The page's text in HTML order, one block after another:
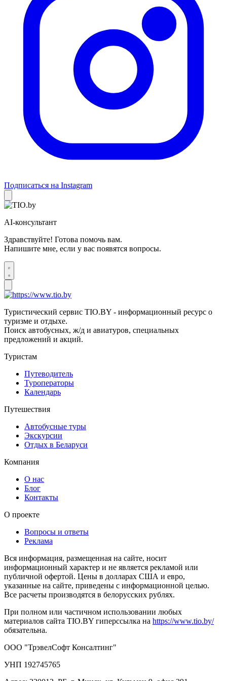
Подписаться на Instagram
AI-консультант
Здравствуйте! Готова помочь вам.
Напишите мне, если у вас появятся вопросы.
Туристический сервис TIO.BY - информационный ресурс о
туризме и отдыхе.
Поиск автобусных, ж/д и авиатуров, специальных
предложений и акций.
Туристам
Путеводитель
Туроператоры
Календарь
Путешествия
Автобусные туры
Экскурсии
Отдых в Беларуси
Компания
О нас
Блог
Контакты
О проекте
Вопросы и ответы
Реклама
Вся информация, размещенная на сайте, носит
информационный характер и не является рекламой или
публичной офертой. Цены в долларах США и евро,
указанные на сайте, приведены с информационной целью.
Все расчеты производятся в белорусских рублях.
При полном или частичном использовании любых
материалов сайта TIO.BY гиперссылка на https://www.tio.by/
обязательна.
ООО "ТрэвелСофт Консалтинг"
УНП 192745765